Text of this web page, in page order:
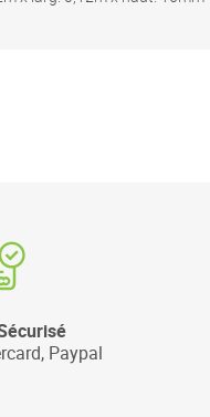
Paypal